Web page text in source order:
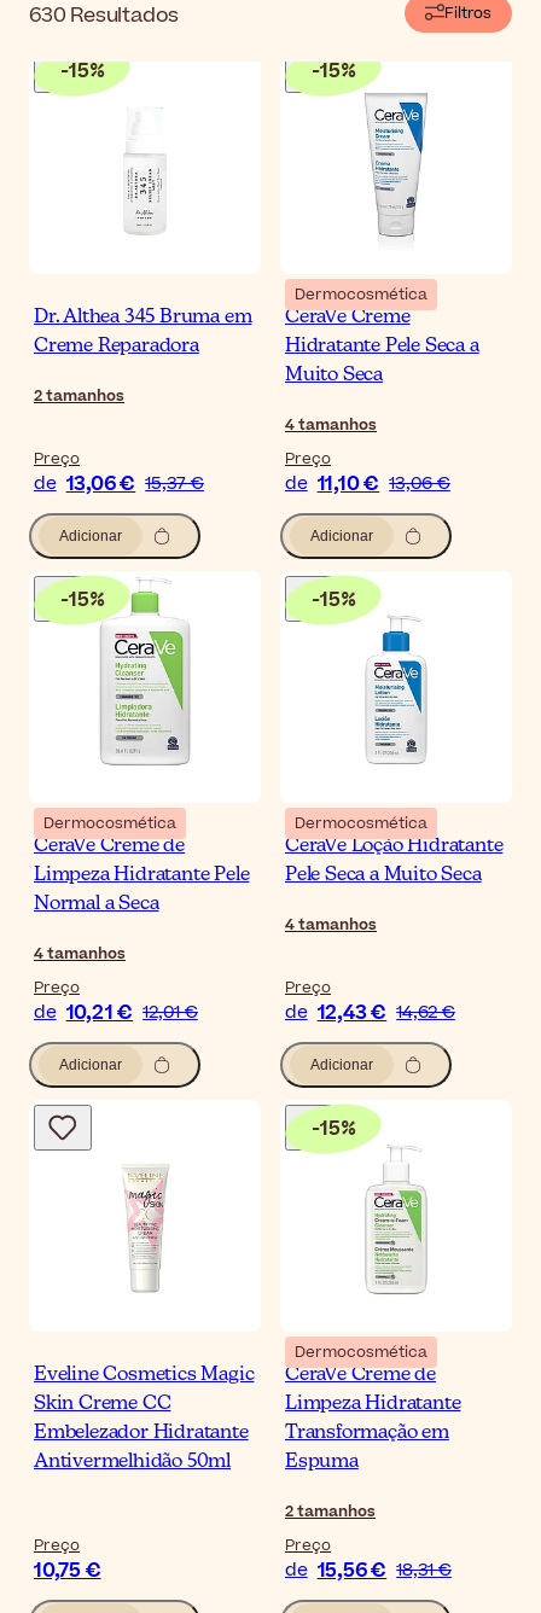
630 Resultados Filtros
-15%
Dr. Althea 345 Bruma em
Creme Reparadora
2tamanhos
Preço
de 13,06 € 15,37 €
Adicionar
-15%
Dermocosmética
CeraVe Creme
Hidratante Pele Seca a
Muito Seca
4tamanhos
Preço
de 11,10 € 13,06 €
Adicionar
-15%
Dermocosmética
CeraVe Creme de
Limpeza Hidratante Pele
Normal a Seca
4tamanhos
Preço
de 10,21 € 12,01 €
Adicionar
-15%
Dermocosmética
CeraVe Loção Hidratante
Pele Seca a Muito Seca
4tamanhos
Preço
de 12,43 € 14,62 €
Adicionar
Eveline Cosmetics Magic
Skin Creme CC
Embelezador Hidratante
Antivermelhidão 50ml
Preço
10,75 €
-15%
Dermocosmética
CeraVe Creme de
Limpeza Hidratante
Transformação em
Espuma
2tamanhos
Preço
de 15,56 € 18,31 €